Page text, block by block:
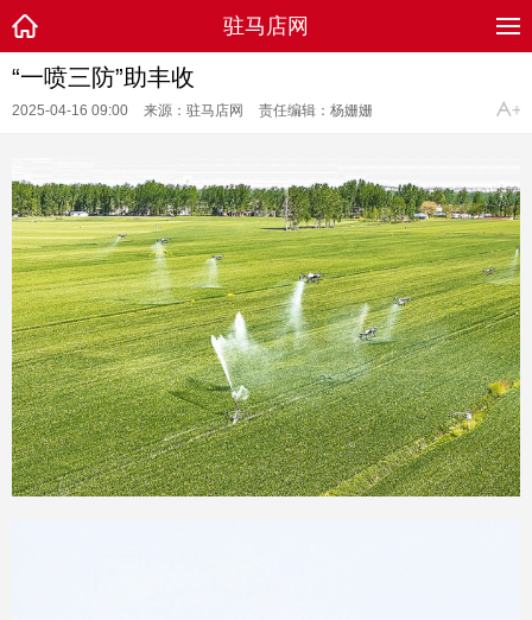
驻马店网
“一喷三防”助丰收
2025-04-16 09:00 来源：驻马店网 责任编辑：杨姗姗